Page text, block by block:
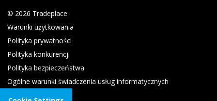
© 2026 Tradeplace
Warunki użytkowania
Polityka prywatności
Polityka konkurencji
Polityka bezpieczeństwa
Ogólne warunki świadczenia usług informatycznych